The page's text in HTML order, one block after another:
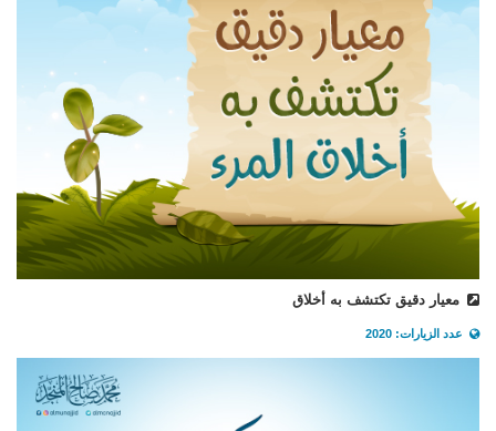
معيار دقيق تكتشف به أخلاق
عدد الزيارات: 2020